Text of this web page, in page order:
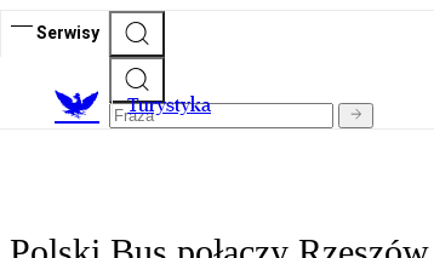
Serwisy
Turystyka